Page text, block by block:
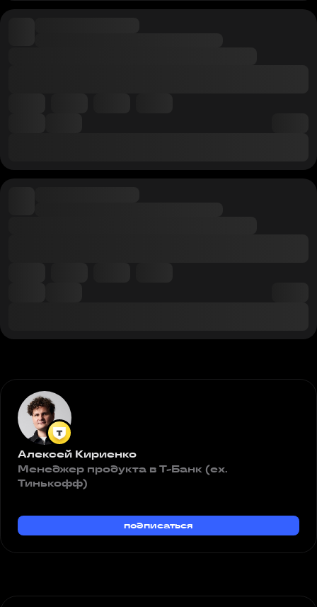
Алексей Кириенко
Менеджер продукта в Т-Банк (ex.
Тинькофф)
подписаться